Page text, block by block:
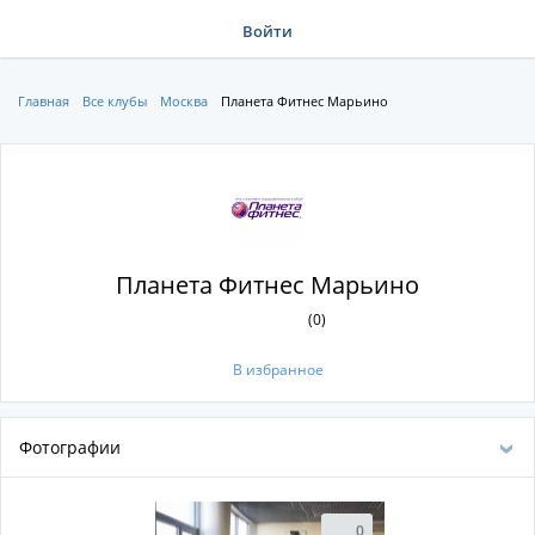
Войти
Главная Все клубы Москва Планета Фитнес Марьино
Планета Фитнес Марьино
(0)
В избранное
Фотографии
0